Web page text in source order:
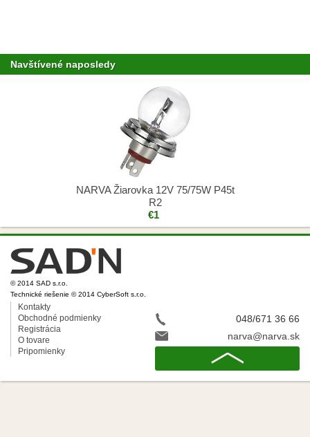
Navštívené naposledy
NARVA Žiarovka 12V 75/75W P45t
R2
€1
© 2014 SAD s.r.o.
Technické riešenie © 2014 CyberSoft s.r.o.
Kontakty
Obchodné podmienky
Registrácia
O tovare
Pripomienky
048/671 36 66
narva@narva.sk